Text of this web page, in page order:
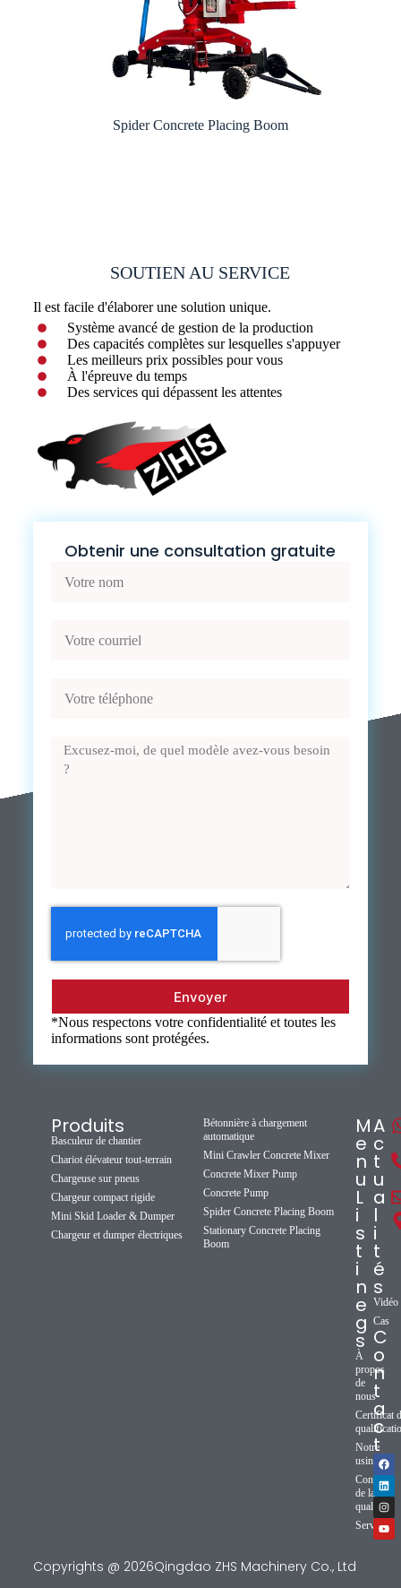
Spider Concrete Placing Boom
SOUTIEN AU SERVICE
Il est facile d'élaborer une solution unique.
Système avancé de gestion de la production
Des capacités complètes sur lesquelles s'appuyer
Les meilleurs prix possibles pour vous
À l'épreuve du temps
Des services qui dépassent les attentes
Obtenir une consultation gratuite
Envoyer
*Nous respectons votre confidentialité et toutes les
informations sont protégées.
Produits
Basculeur de chantier
Chariot élévateur tout-terrain
Chargeuse sur pneus
Chargeur compact rigide
Mini Skid Loader & Dumper
Chargeur et dumper électriques
Bétonnière à chargement
automatique
Mini Crawler Concrete Mixer
Concrete Mixer Pump
Concrete Pump
Spider Concrete Placing Boom
Stationary Concrete Placing
Boom
M
e
n
u
L
i
s
t
i
n
e
g
s
À
propos
de
nous
Certificat
Notre
usine
Contrôle
de la
qualité
Service
A
c
t
u
a
l
i
t
é
s
Vidéo
Cas
C
o
n
t
a
c
t
Copyrights @ 2026Qingdao ZHS Machinery Co., Ltd